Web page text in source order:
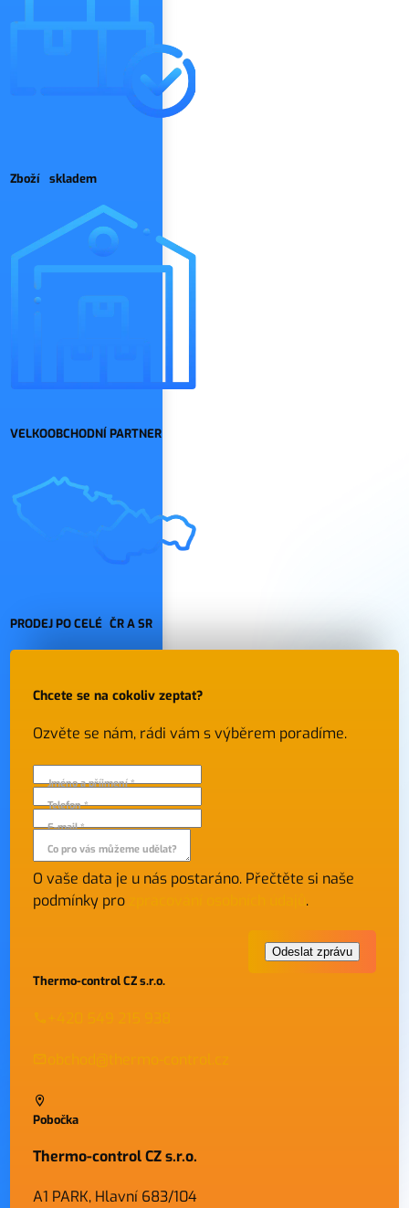
Zboží skladem
VELKOOBCHODNÍ PARTNER
PRODEJ PO CELÉ ČR A SR
Chcete se na cokoliv zeptat?
Ozvěte se nám, rádi vám s výběrem poradíme.
Jméno a příjmení *
Telefon *
E-mail *
Co pro vás můžeme udělat?
O vaše data je u nás postaráno. Přečtěte si naše
podmínky pro
.
Thermo-control CZ s.r.o.
obchod@thermo-control.cz
Pobočka
Thermo-control CZ s.r.o.
A1 PARK, Hlavní 683/104